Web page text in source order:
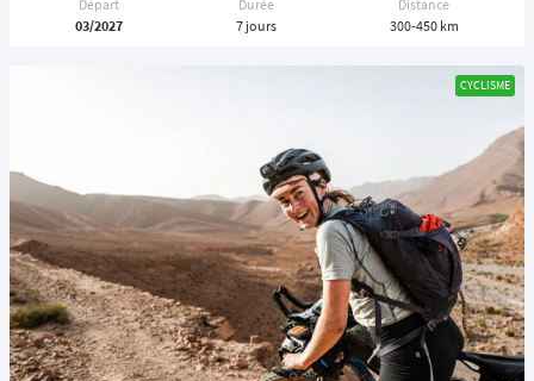
Départ
03/2027
Durée
7 jours
Distance
300-450 km
CYCLISME